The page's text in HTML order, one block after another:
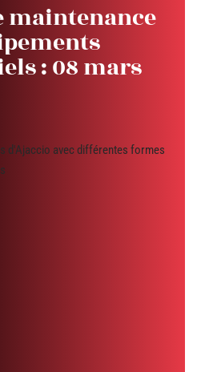
maintenance
: 08 mars